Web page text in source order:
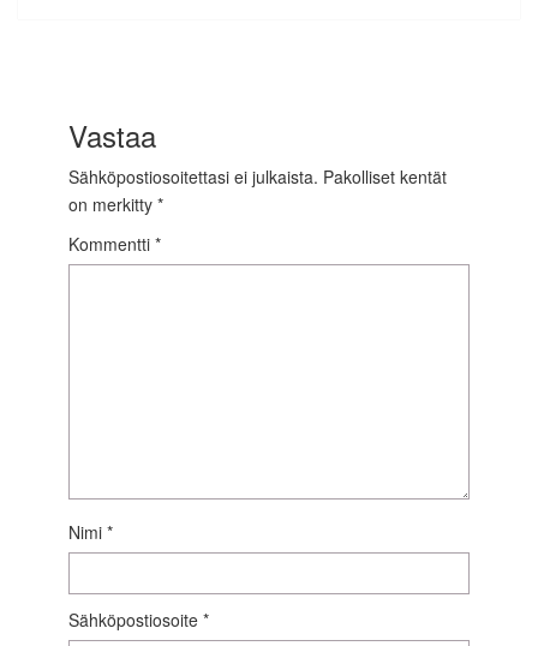
Vastaa
Sähköpostiosoitettasi ei julkaista. Pakolliset kentät
on merkitty *
Kommentti *
Nimi *
Sähköpostiosoite *